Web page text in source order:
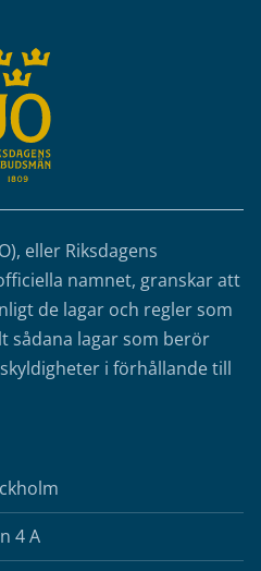
eller Riksdagens
namnet, granskar att
de lagar och regler som
sådana lagar som berör
i förhållande till
4 A